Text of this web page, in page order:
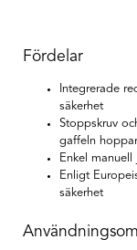
Fördelar
Integrerade
säkerhet
Stoppskruv
gaffeln
Enkel
Enligt
säkerhet